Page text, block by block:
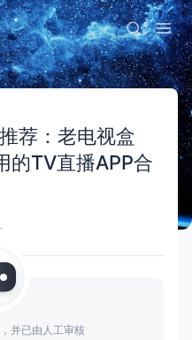
荐：老电视盒
的TV直播APP合
并已由人工审核